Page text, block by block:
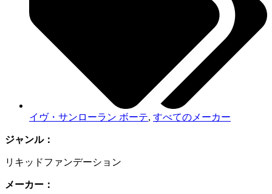
イヴ・サンローラン ボーテ, すべてのメーカー
ジャンル：
リキッドファンデーション
メーカー：